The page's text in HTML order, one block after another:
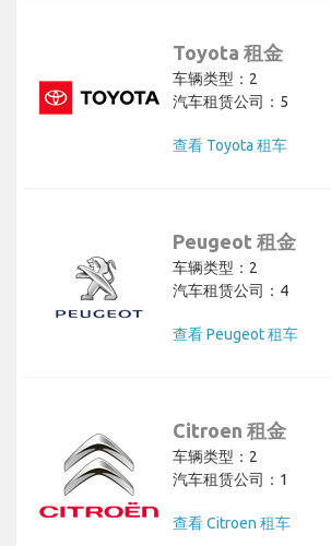
Toyota 租金
车辆类型：2
汽车租赁公司：5
查看 Toyota 租车
Peugeot 租金
车辆类型：2
汽车租赁公司：4
查看 Peugeot 租车
Citroen 租金
车辆类型：2
汽车租赁公司：1
查看 Citroen 租车